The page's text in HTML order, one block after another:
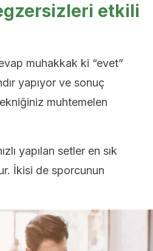
etkili
muhakkak ki “evet”
yapıyor ve sonuç
muhtemelen
yapılan setler en sık
İkisi de sporcunun